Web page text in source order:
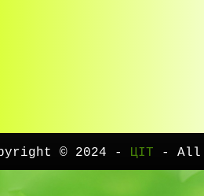
© 2024 - ЦІТ - All